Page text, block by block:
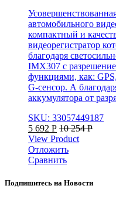
автомобильного
компактный и
видеорегистратор
благодаря
IMX307 с
функциями, как:
G-сенсор. А
аккумулятора от
SKU: 33057449187
5 692 Р 10 254Р
View Product
Отложить
Сравнить
Подпишитесь на Новости